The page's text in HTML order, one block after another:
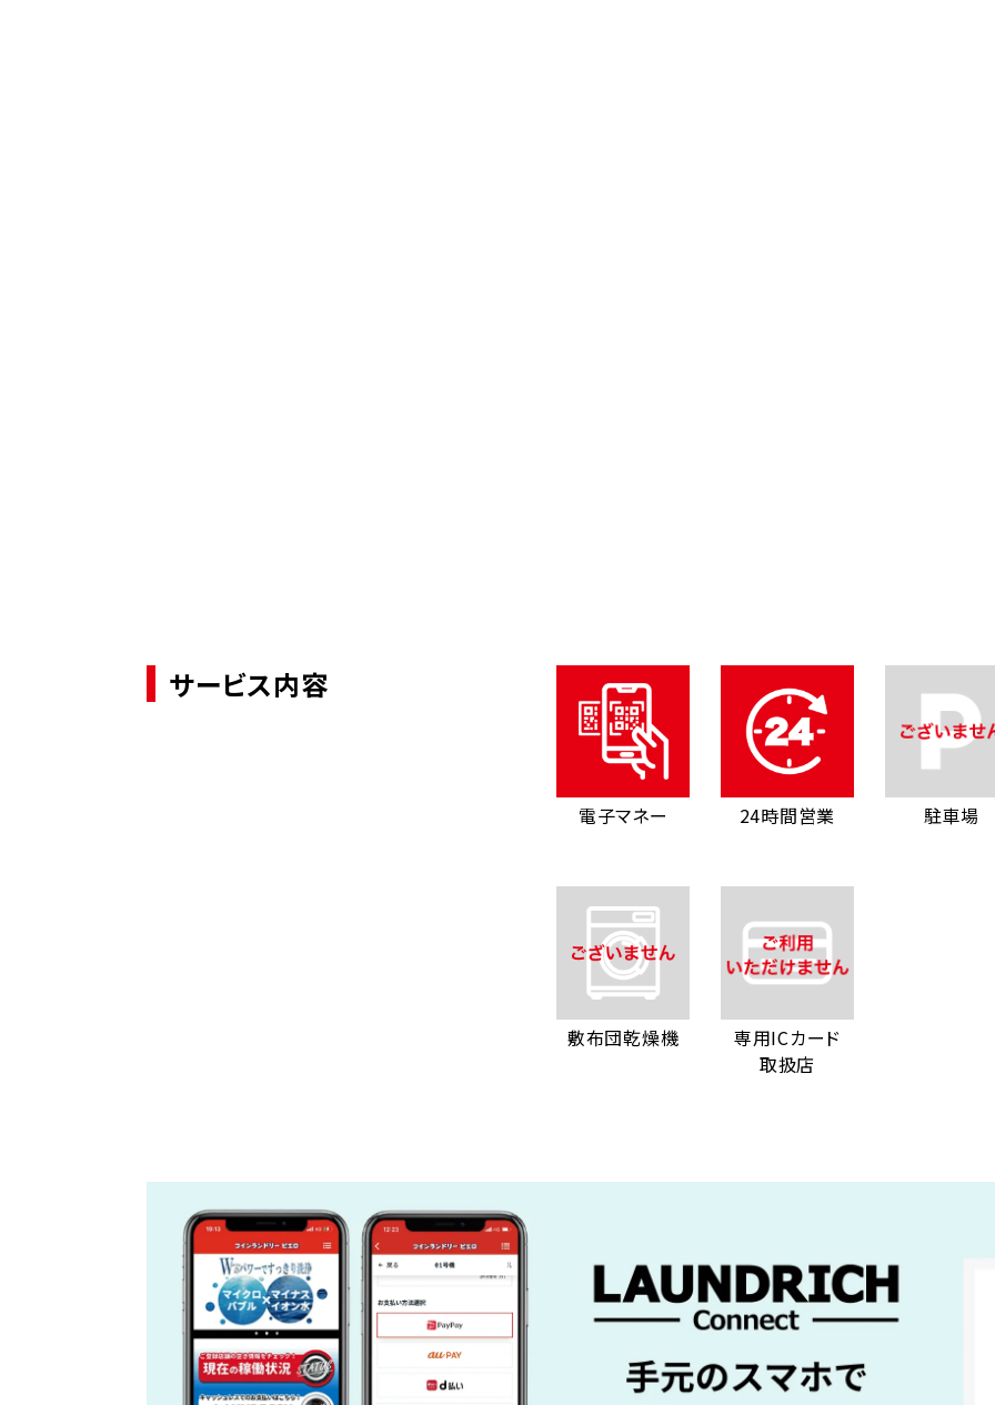
サービス内容
電子マネー 24時間営業 駐車場
敷布団乾燥機
専用ICカード
取扱店